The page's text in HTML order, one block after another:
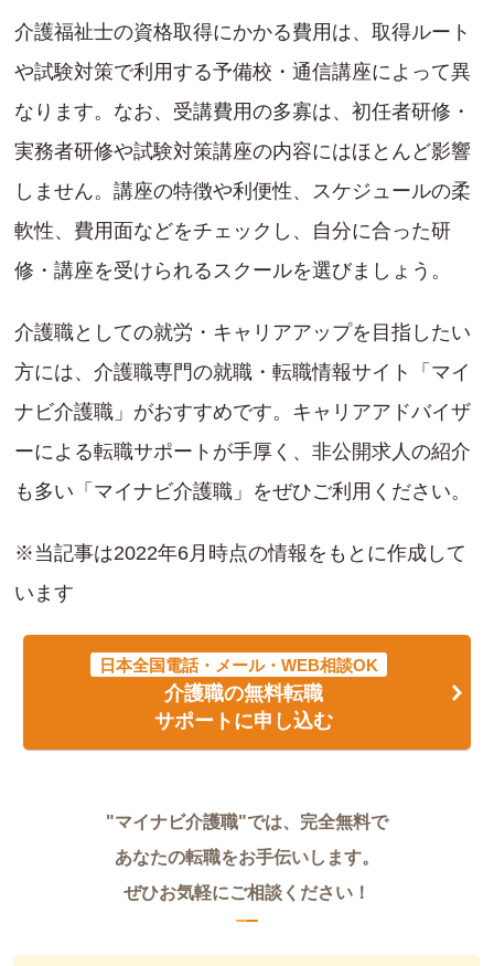
介護福祉士の資格取得にかかる費用は、取得ルート
や試験対策で利用する予備校・通信講座によって異
なります。なお、受講費用の多寡は、初任者研修・
実務者研修や試験対策講座の内容にはほとんど影響
しません。講座の特徴や利便性、スケジュールの柔
軟性、費用面などをチェックし、自分に合った研
修・講座を受けられるスクールを選びましょう。
介護職としての就労・キャリアアップを目指したい
方には、介護職専門の就職・転職情報サイト「マイ
ナビ介護職」がおすすめです。キャリアアドバイザ
ーによる転職サポートが手厚く、非公開求人の紹介
も多い「マイナビ介護職」をぜひご利用ください。
※当記事は2022年6月時点の情報をもとに作成して
います
日本全国電話・メール・WEB相談OK
介護職の無料転職
サポートに申し込む
"マイナビ介護職"では、完全無料で
あなたの転職をお手伝いします。
ぜひお気軽にご相談ください！